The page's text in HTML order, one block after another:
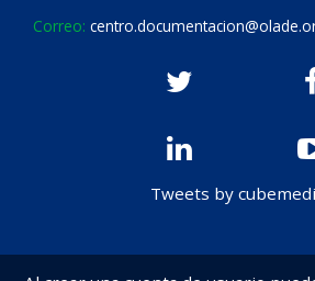
Correo:
Tweets by